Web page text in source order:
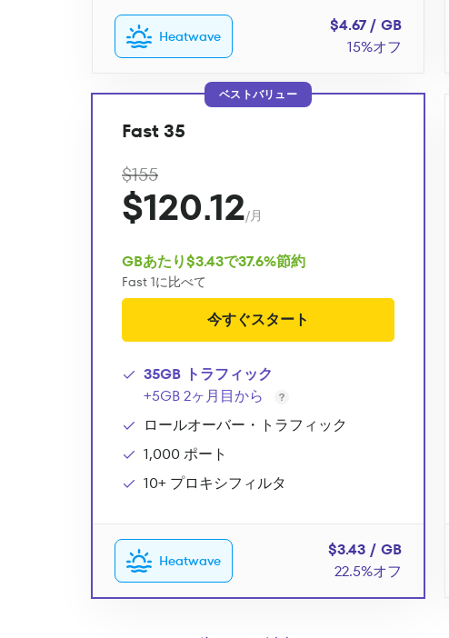
Heatwave
$4.67 / GB
15%オフ
ベストバリュー
Fast 35
$155
$120.12/月
GBあたり$3.43で37.6%節約
Fast 1に比べて
今すぐスタート
35GB トラフィック
+5GB 2ヶ月目から
ロールオーバー・トラフィック
1,000 ポート
10+ プロキシフィルタ
Heatwave
$3.43 / GB
22.5%オフ